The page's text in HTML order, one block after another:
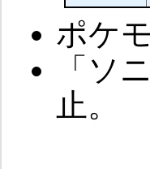
ポケ
「ソ
止。